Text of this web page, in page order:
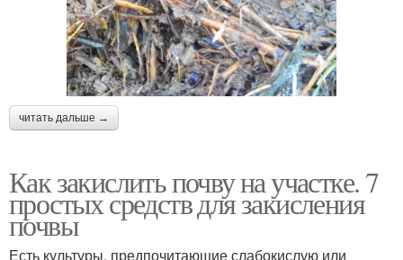
читать дальше →
Как закислить почву на участке. 7
простых средств для закисления
почвы
Есть культуры, предпочитающие слабокислую или